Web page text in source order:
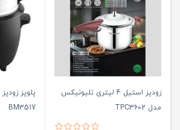
زودپز استیل 4 لیتری تلیونیکس
مدل TPC3602
BM3517